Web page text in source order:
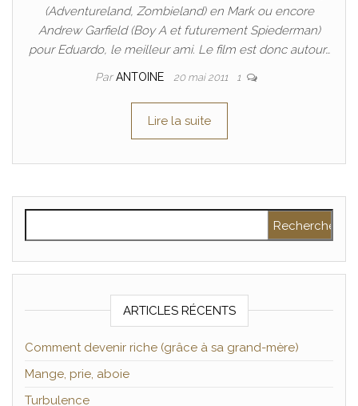
(Adventureland, Zombieland) en Mark ou encore
Andrew Garfield (Boy A et futurement Spiederman)
pour Eduardo, le meilleur ami. Le film est donc autour…
ParANTOINE 20 mai 2011 1
Lire la suite
ARTICLES RÉCENTS
Comment devenir riche (grâce à sa grand-mère)
Mange, prie, aboie
Turbulence